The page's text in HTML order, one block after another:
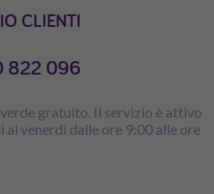
CLIENTI
822 096
gratuito. Il servizio è attivo
al venerdì dalle ore 9:00 alle ore